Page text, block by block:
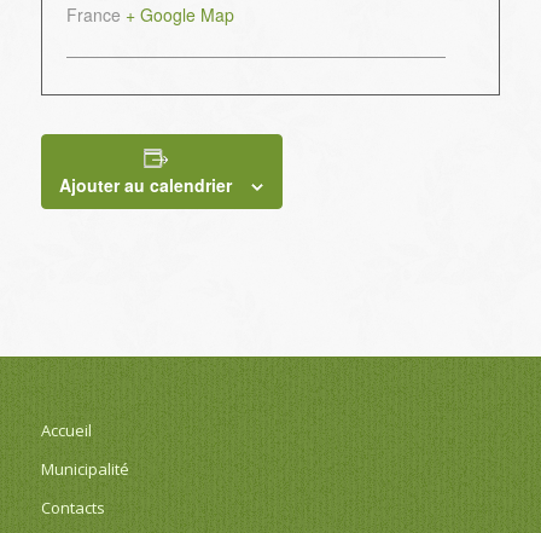
France + Google Map
Ajouter au calendrier
Accueil
Municipalité
Contacts